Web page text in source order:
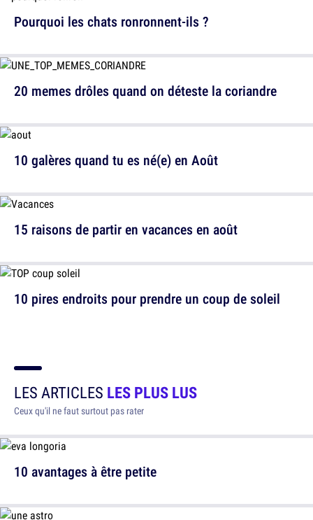
20 memes drôles quand on déteste la coriandre
15 raisons de partir en vacances en août
Pourquoi les chats ronronnent-ils ?
10 galères quand tu es né(e) en Août
10 pires endroits pour prendre un coup de soleil
LES ARTICLES LES PLUS LUS
Ceux qu'il ne faut surtout pas rater
10 avantages à être petite